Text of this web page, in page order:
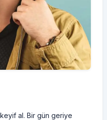
al. Bir gün geriye